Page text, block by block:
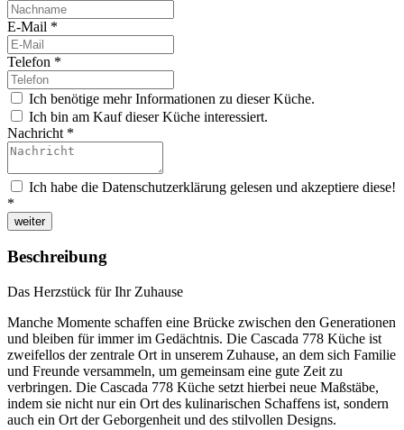
E-Mail *
Telefon *
Ich benötige mehr Informationen zu dieser Küche.
Ich bin am Kauf dieser Küche interessiert.
Nachricht *
Ich habe die Datenschutzerklärung gelesen und akzeptiere diese!
*
weiter
Beschreibung
Das Herzstück für Ihr Zuhause
Manche Momente schaffen eine Brücke zwischen den Generationen
und bleiben für immer im Gedächtnis. Die Cascada 778 Küche ist
zweifellos der zentrale Ort in unserem Zuhause, an dem sich Familie
und Freunde versammeln, um gemeinsam eine gute Zeit zu
verbringen. Die Cascada 778 Küche setzt hierbei neue Maßstäbe,
indem sie nicht nur ein Ort des kulinarischen Schaffens ist, sondern
auch ein Ort der Geborgenheit und des stilvollen Designs.